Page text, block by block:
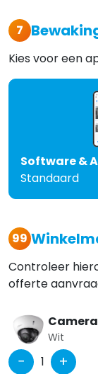
7
Kies voor een
Software &
Standaard
99
Controleer
offerte
Wit
− 1 +